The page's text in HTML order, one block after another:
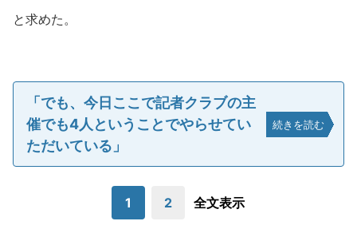
と求めた。
「でも、今日ここで記者クラブの主
催でも4人ということでやらせてい
ただいている」
続きを読む
1 2 全文表示